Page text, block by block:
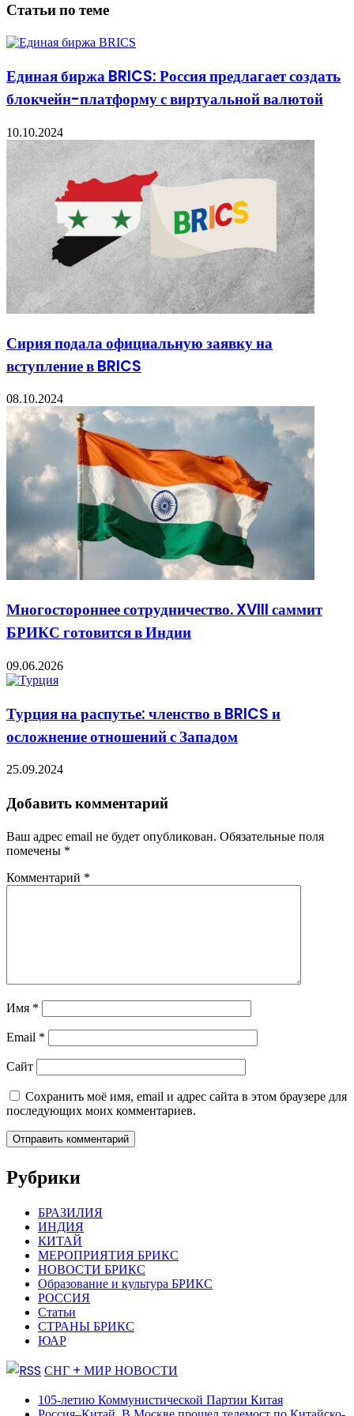
Статьи по теме
Единая биржа BRICS: Россия предлагает создать
блокчейн-платформу с виртуальной валютой
10.10.2024
Сирия подала официальную заявку на
вступление в BRICS
08.10.2024
Многостороннее сотрудничество. XVIII саммит
БРИКС готовится в Индии
09.06.2026
Турция на распутье: членство в BRICS и
осложнение отношений с Западом
25.09.2024
Добавить комментарий
Ваш адрес email не будет опубликован. Обязательные поля
помечены *
Комментарий *
Имя *
Email *
Сайт
Сохранить моё имя, email и адрес сайта в этом браузере для
последующих моих комментариев.
Рубрики
БРАЗИЛИЯ
ИНДИЯ
КИТАЙ
МЕРОПРИЯТИЯ БРИКС
НОВОСТИ БРИКС
Образование и культура БРИКС
РОССИЯ
Статьи
СТРАНЫ БРИКС
ЮАР
СНГ + МИР НОВОСТИ
105-летию Коммунистической Партии Китая